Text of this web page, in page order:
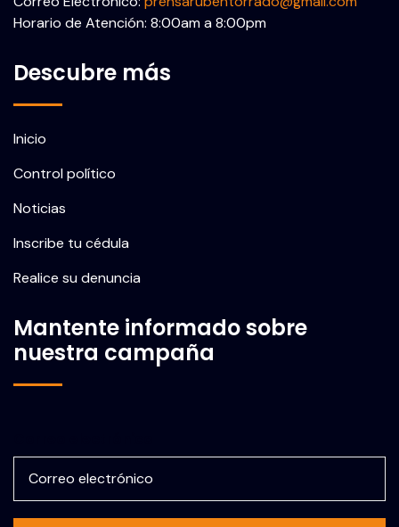
Horario de Atención: 8:00am a 8:00pm
Descubre más
Inicio
Control político
Noticias
Inscribe tu cédula
Realice su denuncia
Mantente informado sobre
nuestra campaña